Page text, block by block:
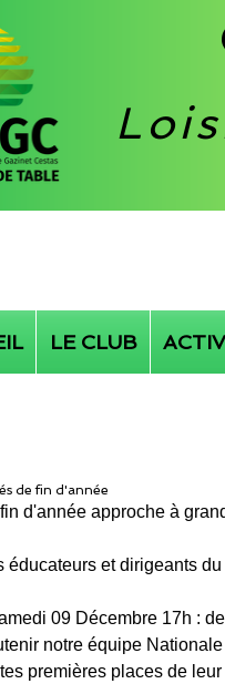
LE CLUB
de fin d'année
d'année approche à
éducateurs et dirigeants
09 Décembre 17h :
notre équipe
premières places de leur